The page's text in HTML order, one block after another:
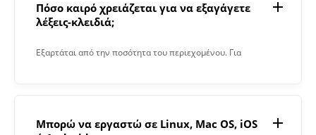
Πόσο καιρό χρειάζεται για να εξαγάγετε
λέξεις-κλειδιά;
Εξαρτάται από την ποσότητα του περιεχομένου. Για
Μπορώ να εργαστώ σε Linux, Mac OS, iOS